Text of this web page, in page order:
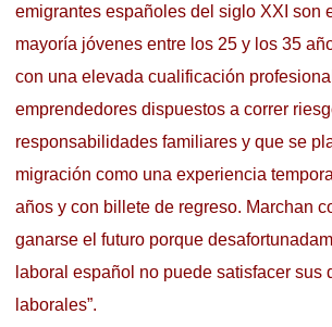
emigrantes españoles del siglo XXI son
mayoría jóvenes entre los 25 y los 35
con una elevada cualificación
emprendedores dispuestos a correr
responsabilidades familiares y que se
migración como una experiencia
años y con billete de regreso. Marchan
ganarse el futuro porque
laboral español no puede satisfacer sus
laborales”.